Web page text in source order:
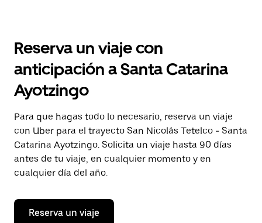
el
y
selecciona
una
fecha.
Presiona
la
tecla Esc
para
cerrar
el
calendario.
Reserva un viaje con
anticipación a Santa Catarina
Ayotzingo
Para que hagas todo lo necesario, reserva un viaje
con Uber para el trayecto San Nicolás Tetelco - Santa
Catarina Ayotzingo. Solicita un viaje hasta 90 días
antes de tu viaje, en cualquier momento y en
cualquier día del año.
Reserva un viaje